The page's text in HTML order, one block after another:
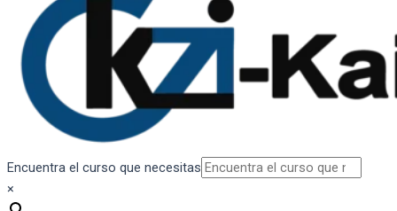
Encuentra el curso que necesitas
×